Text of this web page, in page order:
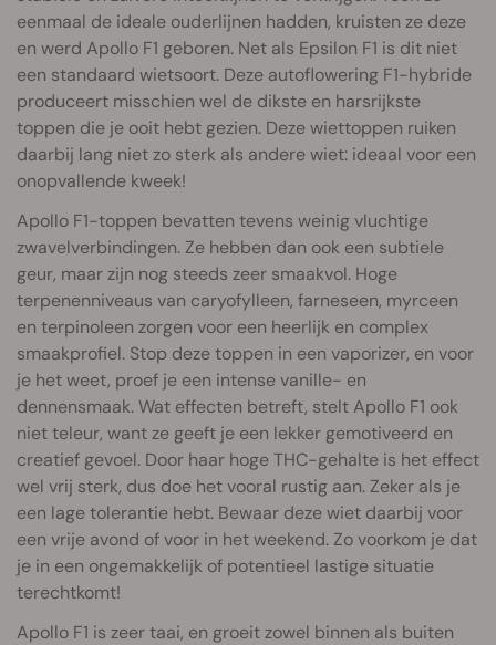
eenmaal de ideale ouderlijnen hadden, kruisten ze deze
en werd Apollo F1 geboren. Net als Epsilon F1 is dit niet
een standaard wietsoort. Deze autoflowering F1-hybride
produceert misschien wel de dikste en harsrijkste
toppen die je ooit hebt gezien. Deze wiettoppen ruiken
daarbij lang niet zo sterk als andere wiet: ideaal voor een
onopvallende kweek!
Apollo F1-toppen bevatten tevens weinig vluchtige
zwavelverbindingen. Ze hebben dan ook een subtiele
geur, maar zijn nog steeds zeer smaakvol. Hoge
terpenenniveaus van caryofylleen, farneseen, myrceen
en terpinoleen zorgen voor een heerlijk en complex
smaakprofiel. Stop deze toppen in een vaporizer, en voor
je het weet, proef je een intense vanille- en
dennensmaak. Wat effecten betreft, stelt Apollo F1 ook
niet teleur, want ze geeft je een lekker gemotiveerd en
creatief gevoel. Door haar hoge THC-gehalte is het effect
wel vrij sterk, dus doe het vooral rustig aan. Zeker als je
een lage tolerantie hebt. Bewaar deze wiet daarbij voor
een vrije avond of voor in het weekend. Zo voorkom je dat
je in een ongemakkelijk of potentieel lastige situatie
terechtkomt!
Apollo F1 is zeer taai, en groeit zowel binnen als buiten